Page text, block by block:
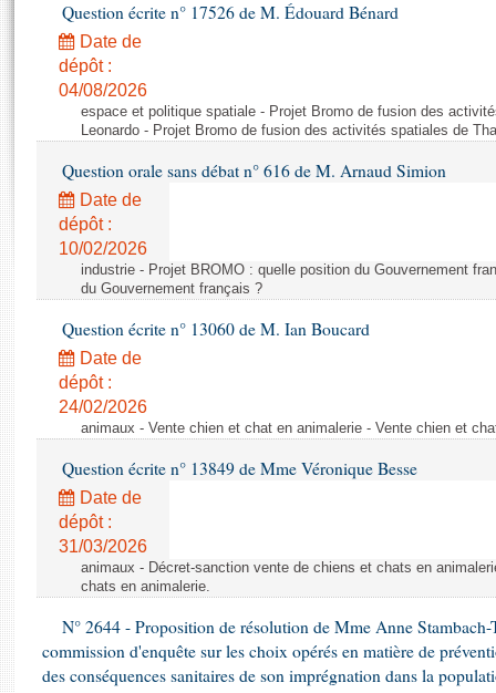
Projets de loi
Propositions de loi
Amendements
Textes adoptés
Rapports législatifs
Rapports sur l'application des lois
Baromètre de l’application des lois
Dossiers législatifs
Budget et sécurité sociale
Questions écrites et orales
Comptes rendus des débats
Histoire
Juniors
Anciennes législatures
Contacts et plan d'accès
Photos libres de droit
Question écrite n° 17526 de M. Édouard Bénard
Date de
dépôt :
04/08/2026
espace et politique spatiale - Projet Bromo de fusion des
Leonardo - Projet Bromo de fusion des activités spatiales de
Question orale sans débat n° 616 de M. Arnaud Simion
Date de
dépôt :
10/02/2026
industrie - Projet BROMO : quelle position du Gouvernement
du Gouvernement français ?
Question écrite n° 13060 de M. Ian Boucard
Date de
dépôt :
24/02/2026
animaux - Vente chien et chat en animalerie - Vente chien et
Question écrite n° 13849 de Mme Véronique Besse
Date de
dépôt :
31/03/2026
animaux - Décret-sanction vente de chiens et chats en
chats en animalerie.
N° 2644 - Proposition de résolution de Mme Anne
commission d'enquête sur les choix opérés en matière de
des conséquences sanitaires de son imprégnation dans la